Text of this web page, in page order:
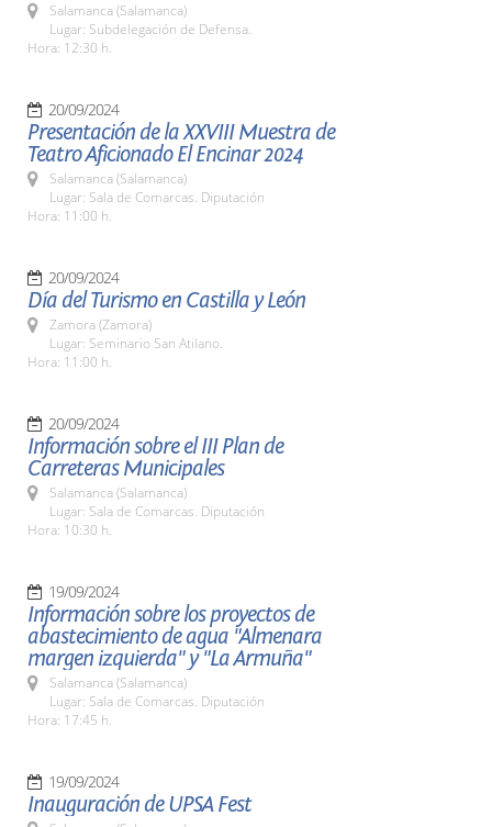
Salamanca (Salamanca)
Lugar: Subdelegación de Defensa.
Hora: 12:30 h.
20/09/2024
Presentación de la XXVIII Muestra de
Teatro Aficionado El Encinar 2024
Salamanca (Salamanca)
Lugar: Sala de Comarcas. Diputación
Hora: 11:00 h.
20/09/2024
Día del Turismo en Castilla y León
Zamora (Zamora)
Lugar: Seminario San Atilano.
Hora: 11:00 h.
20/09/2024
Información sobre el III Plan de
Carreteras Municipales
Salamanca (Salamanca)
Lugar: Sala de Comarcas. Diputación
Hora: 10:30 h.
19/09/2024
Información sobre los proyectos de
abastecimiento de agua "Almenara
margen izquierda" y "La Armuña"
Salamanca (Salamanca)
Lugar: Sala de Comarcas. Diputación
Hora: 17:45 h.
19/09/2024
Inauguración de UPSA Fest